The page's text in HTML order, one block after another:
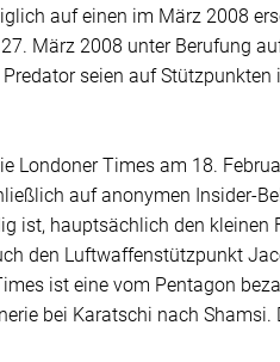
auf einen im März 2008
März 2008 unter Berufung
seien auf
Londoner Times am 18.
auf anonymen Insider-
ist, hauptsächlich den
den Luftwaffenstützpunkt
ist eine vom Pentagon
bei Karatschi nach